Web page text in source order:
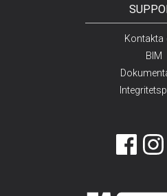
Kontakta
BIM